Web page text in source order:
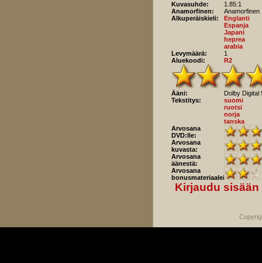
Kuvasuhde:
1.85:1
Anamorfinen:
Anamorfinen
Alkuperäiskieli:
Englanti
Espanja
Japani
heprea
arabia
Levymäärä:
1
Aluekoodi:
R2
Ääni:
Dolby Digital
Tekstitys:
suomi
ruotsi
norja
tanska
Arvosana
DVD:lle:
Arvosana
kuvasta:
Arvosana
äänestä:
Arvosana
bonusmateriaaleista:
Kirjaudu sisään